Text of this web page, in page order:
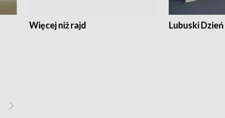
Więcej niż rajd Lubuski